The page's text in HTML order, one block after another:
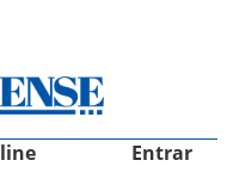
Entrar